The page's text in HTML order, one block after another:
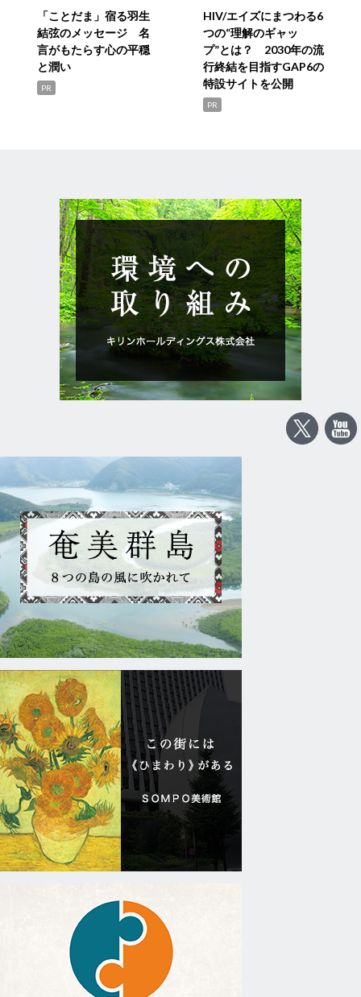
「ことだま」宿る羽生
結弦のメッセージ 名
言がもたらす心の平穏
と潤い
PR
HIV/エイズにまつわる6
つの“理解のギャッ
プ”とは？ 2030年の流
行終結を目指すGAP6の
特設サイトを公開
PR